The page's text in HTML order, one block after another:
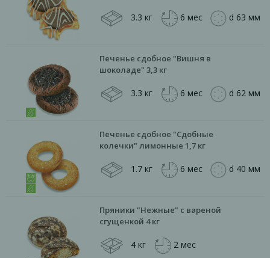
3.3 кг 6 мес d 63 мм
Печенье сдобное "Вишня в
шоколаде" 3,3 кг
3.3 кг 6 мес d 62 мм
Печенье сдобное "Сдобные
колечки" лимонные 1,7 кг
1.7 кг 6 мес d 40 мм
Пряники "Нежные" с вареной
сгущенкой 4 кг
4 кг 2 мес